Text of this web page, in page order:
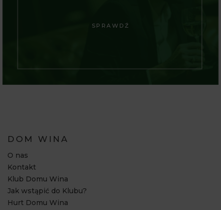
SPRAWDŹ
DOM WINA
O nas
Kontakt
Klub Domu Wina
Jak wstąpić do Klubu?
Hurt Domu Wina